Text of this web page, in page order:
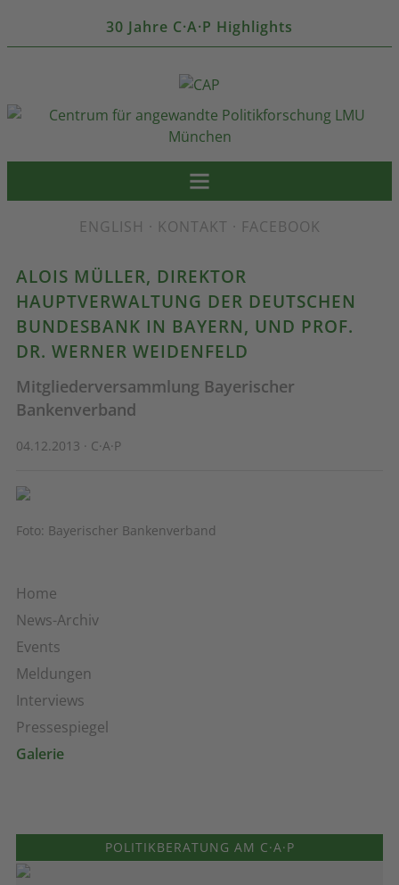
30 Jahre C·A·P Highlights
ENGLISH · KONTAKT · FACEBOOK
Home
News-Archiv
Events
Meldungen
Interviews
Pressespiegel
Galerie
ALOIS MÜLLER, DIREKTOR
HAUPTVERWALTUNG DER DEUTSCHEN
BUNDESBANK IN BAYERN, UND PROF.
DR. WERNER WEIDENFELD
Mitgliederversammlung Bayerischer
Bankenverband
04.12.2013 · C·A·P
Foto: Bayerischer Bankenverband
POLITIKBERATUNG AM C·A·P